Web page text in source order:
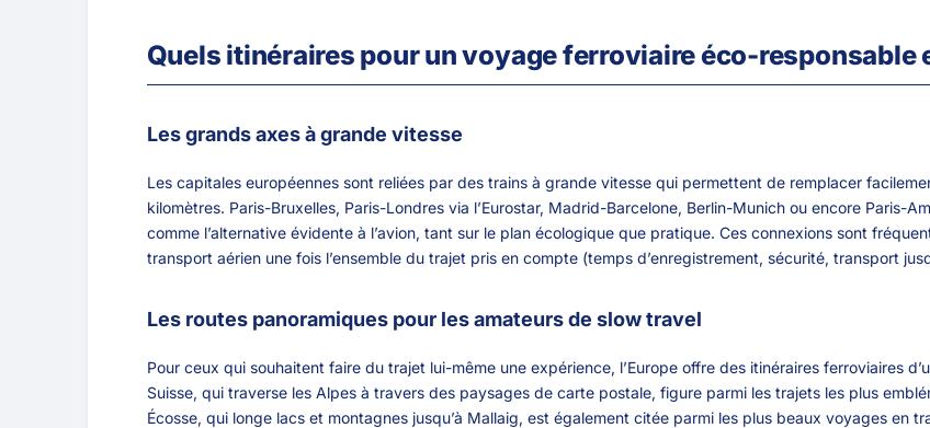
Quels itinéraires pour un voyage ferroviaire éco-responsable
Les grands axes à grande vitesse
Les capitales européennes sont reliées par des trains à grande vitesse qui permettent de remplacer
kilomètres. Paris-Bruxelles, Paris-Londres via l’Eurostar, Madrid-Barcelone, Berlin-Munich ou encore Paris-
comme l’alternative évidente à l’avion, tant sur le plan écologique que pratique. Ces connexions sont
transport aérien une fois l’ensemble du trajet pris en compte (temps d’enregistrement, sécurité, transport
Les routes panoramiques pour les amateurs de slow travel
Pour ceux qui souhaitent faire du trajet lui-même une expérience, l’Europe offre des itinéraires ferroviaires
Suisse, qui traverse les Alpes à travers des paysages de carte postale, figure parmi les trajets les plus
Écosse, qui longe lacs et montagnes jusqu’à Mallaig, est également citée parmi les plus beaux voyages en